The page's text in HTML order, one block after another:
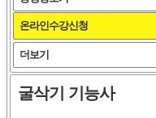
더보기
온라인수강신청
굴삭기 기능사